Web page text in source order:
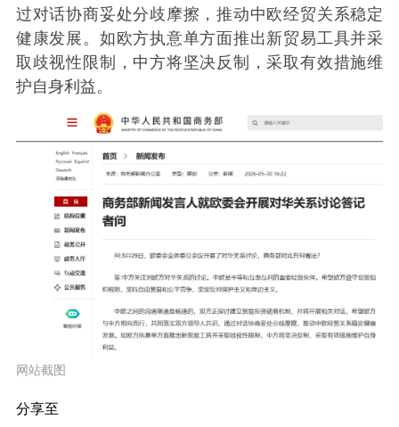
过对话协商妥处分歧摩擦，推动中欧经贸关系稳定
健康发展。如欧方执意单方面推出新贸易工具并采
取歧视性限制，中方将坚决反制，采取有效措施维
护自身利益。
网站截图
分享至